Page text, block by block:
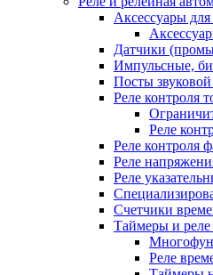
Аксессуары
Датчики
Импульсные,
Посты
Реле контроля
Реле
Реле контроля
Реле
Реле
Счетчики
Таймеры и реле
Реле